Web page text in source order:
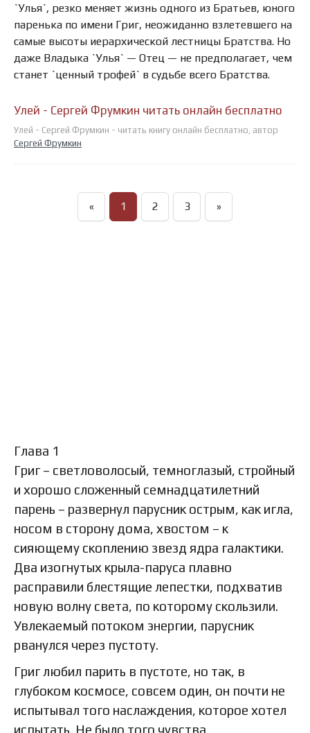
`Улья`, резко меняет жизнь одного из Братьев, юного
паренька по имени Григ, неожиданно взлетевшего на
самые высоты иерархической лестницы Братства. Но
даже Владыка `Улья` — Отец — не предполагает, чем
станет `ценный трофей` в судьбе всего Братства.
Улей - Сергей Фрумкин читать онлайн бесплатно
Улей - Сергей Фрумкин - читать книгу онлайн бесплатно, автор
Сергей Фрумкин
« 1 2 3 »
Глава 1
Григ – светловолосый, темноглазый, стройный
и хорошо сложенный семнадцатилетний
парень – развернул парусник острым, как игла,
носом в сторону дома, хвостом – к
сияющему скоплению звезд ядра галактики.
Два изогнутых крыла-паруса плавно
расправили блестящие лепестки, подхватив
новую волну света, по которому скользили.
Увлекаемый потоком энергии, парусник
рванулся через пустоту.
Григ любил парить в пустоте, но так, в
глубоком космосе, совсем один, он почти не
испытывал того наслаждения, которое хотел
испытать. Не было того чувства